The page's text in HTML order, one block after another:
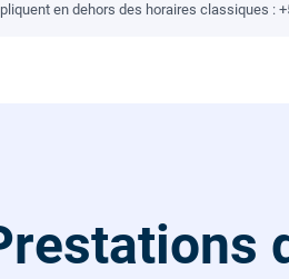
en dehors des horaires classiques :